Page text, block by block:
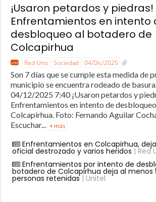
¡Usaron petardos y piedras!
Enfrentamientos en intento
desbloqueo al botadero de
Colcapirhua
Red Uno Sociedad 04/Dic/2025
Son 7 días que se cumple esta medida de
municipio se encuentra rodeado de
04/12/2025 7:40 ¡Usaron petardos y
Enfrentamientos en intento de
Colcapirhua. Foto: Fernando Aguilar
Escuchar... + más
Enfrentamientos en Colcapirhua,
oficial destrozado y varios heridos | Red
Enfrentamientos por intento de
botadero de Colcapirhua deja al menos
personas retenidas| Unitel